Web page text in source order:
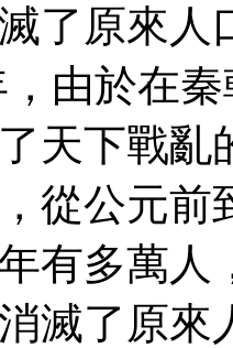
了原來
由於在
天下戰亂
從公元
有多萬人
滅了原來